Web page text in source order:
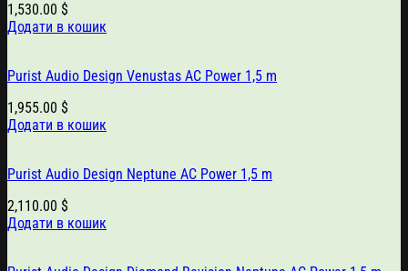
1,530.00 $
Додати в кошик
Purist Audio Design Venustas AC Power 1,5 m
1,955.00 $
Додати в кошик
Purist Audio Design Neptune AC Power 1,5 m
2,110.00 $
Додати в кошик